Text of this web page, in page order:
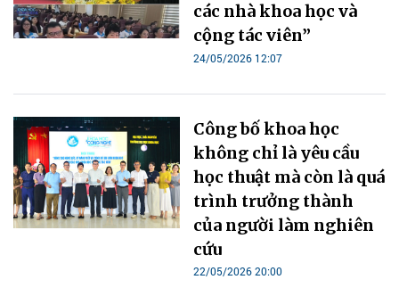
các nhà khoa học và
cộng tác viên”
24/05/2026 12:07
Công bố khoa học
không chỉ là yêu cầu
học thuật mà còn là quá
trình trưởng thành
của người làm nghiên
cứu
22/05/2026 20:00